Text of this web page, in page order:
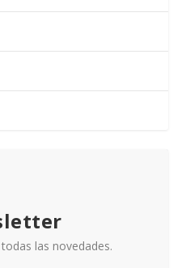
las novedades.